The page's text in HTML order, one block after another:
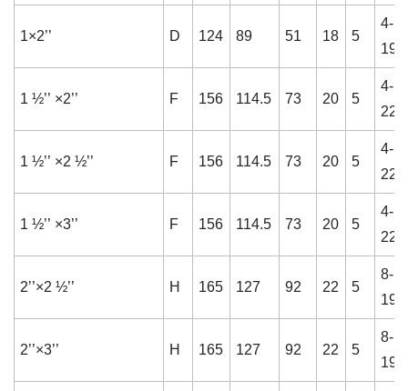
1×2’’ D 124 89 51 18 5
4-
19
1 ½’’ ×2’’ F 156 114.5 73 20 5
4-
22
1 ½’’ ×2 ½’’ F 156 114.5 73 20 5
4-
22
1 ½’’ ×3’’ F 156 114.5 73 20 5
4-
22
2’’×2 ½’’ H 165 127 92 22 5
8-
19
2’’×3’’ H 165 127 92 22 5
8-
19